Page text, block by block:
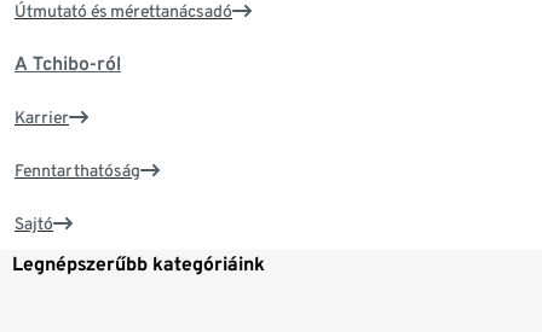
Útmutató és mérettanácsadó
A Tchibo-ról
Karrier
Fenntarthatóság
Sajtó
Legnépszerűbb kategóriáink